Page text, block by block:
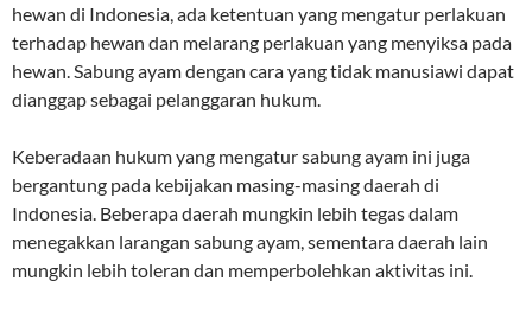
hewan di Indonesia, ada ketentuan yang mengatur perlakuan
terhadap hewan dan melarang perlakuan yang menyiksa pada
hewan. Sabung ayam dengan cara yang tidak manusiawi dapat
dianggap sebagai pelanggaran hukum.
Keberadaan hukum yang mengatur sabung ayam ini juga
bergantung pada kebijakan masing-masing daerah di
Indonesia. Beberapa daerah mungkin lebih tegas dalam
menegakkan larangan sabung ayam, sementara daerah lain
mungkin lebih toleran dan memperbolehkan aktivitas ini.